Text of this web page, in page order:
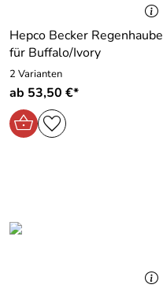
Hepco Becker Regenhaube
für Buffalo/Ivory
2 Varianten
ab 53,50 €*